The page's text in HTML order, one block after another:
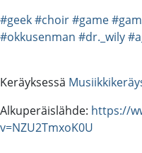
#geek#choir#game
#okkusenman #dr._wily
Keräyksessä
Alkuperäislähde: https://
v=NZU2TmxoK0U